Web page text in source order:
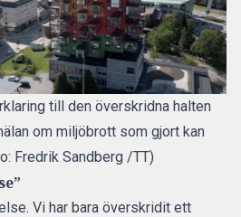
till den överskridna halten
om miljöbrott som gjort kan
Fredrik Sandberg /TT)
Vi har bara överskridit ett